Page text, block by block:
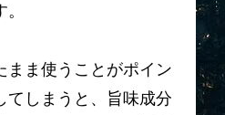
まま使うことがポイン
てしまうと、旨味成分